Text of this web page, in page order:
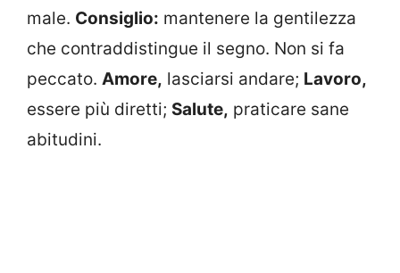
male. Consiglio: mantenere la gentilezza
che contraddistingue il segno. Non si fa
peccato. Amore, lasciarsi andare; Lavoro,
essere più diretti; Salute, praticare sane
abitudini.